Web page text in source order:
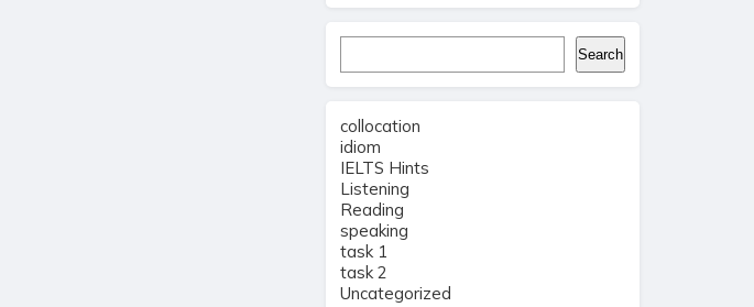
Search
collocation
idiom
IELTS Hints
Listening
Reading
speaking
task 1
task 2
Uncategorized